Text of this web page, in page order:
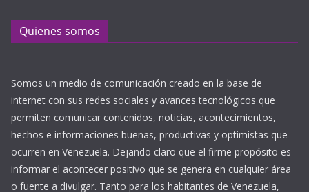
Quienes somos
Somos un medio de comunicación creado en la base de
internet con sus redes sociales y avances tecnológicos que
permiten comunicar contenidos, noticias, acontecimientos,
hechos e informaciones buenas, productivas y optimistas que
ocurren en Venezuela. Dejando claro que el firme propósito es
informar el acontecer positivo que se genera en cualquier área
o fuente a divulgar. Tanto para los habitantes de Venezuela,